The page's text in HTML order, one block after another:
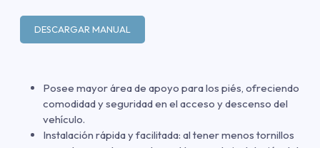
DESCARGAR MANUAL
Posee mayor área de apoyo para los piés, ofreciendo
comodidad y seguridad en el acceso y descenso del
vehículo.
Instalación rápida y facilitada: al tener menos tornillos